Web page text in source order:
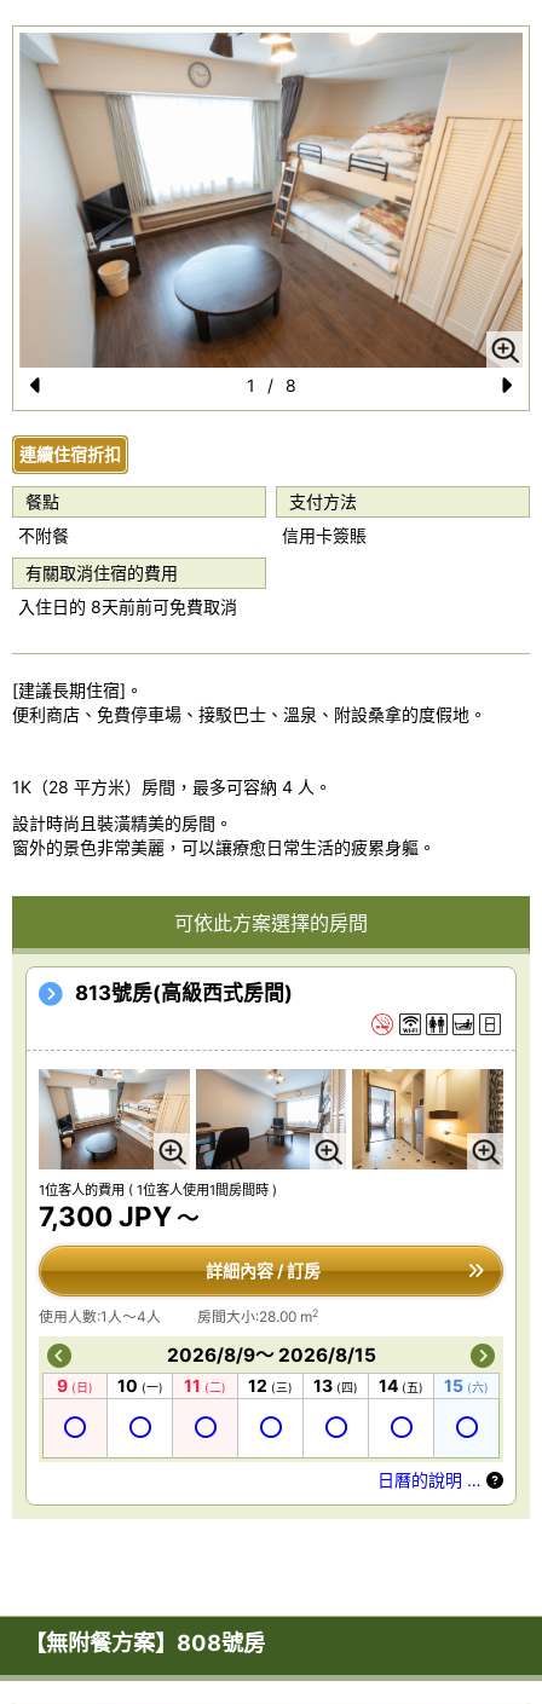
Pr
e
vi
o
u
s
N
xt
1 / 8
連續住宿折扣
餐點
不附餐
支付方法
信用卡簽賬
有關取消住宿的費用
入住日的 8天前前可免費取消
[建議長期住宿]。
便利商店、免費停車場、接駁巴士、溫泉、附設桑拿的度假地。
1K（28 平方米）房間，最多可容納 4 人。
設計時尚且裝潢精美的房間。
窗外的景色非常美麗，可以讓療愈日常生活的疲累身軀。
可依此方案選擇的房間
813號房(高級西式房間)
1位客人的費用 ( 1位客人使用1間房間時 )
7,300 JPY～
詳細內容 / 訂房
使用人數:1人～4人 房間大小:28.00 m2
2026/8/9～ 2026/8/15
9 (日) 10 (一) 11 (二) 12 (三) 13 (四) 14 (五) 15 (六)
日曆的說明 …
【無附餐方案】808號房